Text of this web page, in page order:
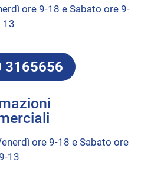
ore 9-18 e Sabato ore 9-
13
ore 9-18 e Sabato ore
13